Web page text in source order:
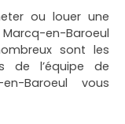
ou louer une
en-Baroeul
sont les
de l’équipe de
Baroeul vous